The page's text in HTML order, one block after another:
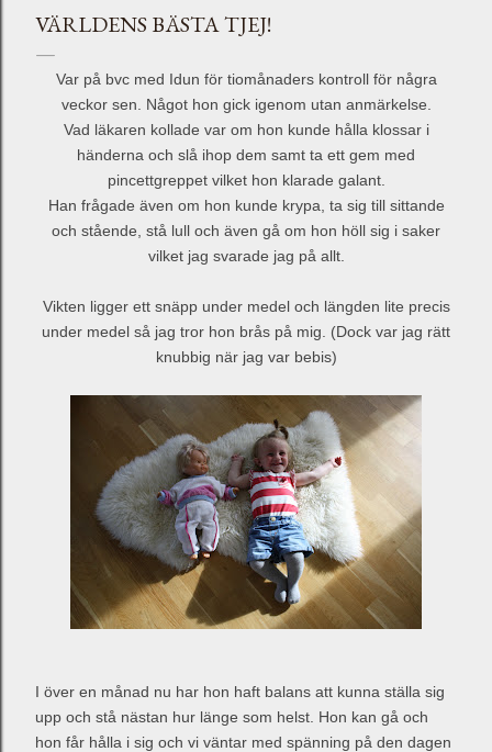
VÄRLDENS BÄSTA TJEJ!
Var på bvc med Idun för tiomånaders kontroll för några
veckor sen. Något hon gick igenom utan anmärkelse.
Vad läkaren kollade var om hon kunde hålla klossar i
händerna och slå ihop dem samt ta ett gem med
pincettgreppet vilket hon klarade galant.
Han frågade även om hon kunde krypa, ta sig till sittande
och stående, stå lull och även gå om hon höll sig i saker
vilket jag svarade jag på allt.
Vikten ligger ett snäpp under medel och längden lite precis
under medel så jag tror hon brås på mig. (Dock var jag rätt
knubbig när jag var bebis)
I över en månad nu har hon haft balans att kunna ställa sig
upp och stå nästan hur länge som helst. Hon kan gå och
hon får hålla i sig och vi väntar med spänning på den dagen